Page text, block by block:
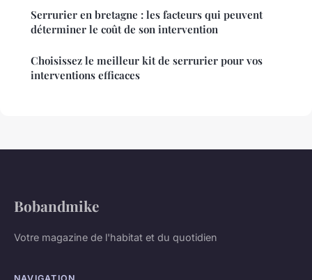
Serrurier en bretagne : les facteurs qui peuvent
déterminer le coût de son intervention
Choisissez le meilleur kit de serrurier pour vos
interventions efficaces
Bobandmike
Votre magazine de l'habitat et du quotidien